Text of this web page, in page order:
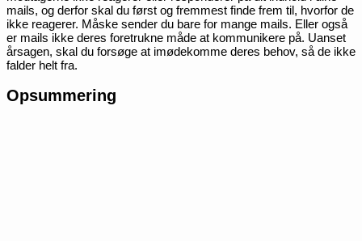
mails, og derfor skal du først og fremmest finde frem til, hvorfor de
ikke reagerer. Måske sender du bare for mange mails. Eller også
er mails ikke deres foretrukne måde at kommunikere på. Uanset
årsagen, skal du forsøge at imødekomme deres behov, så de ikke
falder helt fra.
Opsummering